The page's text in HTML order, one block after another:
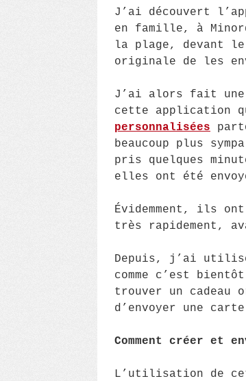
J’ai découvert
en famille, à
la plage, devant
originale de les
J’ai alors fait une
cette application
personnalisées
beaucoup plus
pris quelques
elles ont été
Évidemment, ils
très rapidement,
Depuis, j’ai
comme c’est bientôt
trouver un cadeau
d’envoyer une
Comment créer et
L’utilisation de